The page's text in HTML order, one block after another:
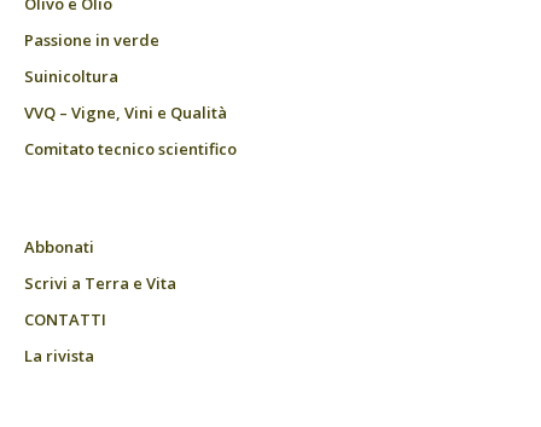
Passione in verde
Suinicoltura
VVQ – Vigne, Vini e Qualità
Comitato tecnico scientifico
Abbonati
Scrivi a Terra e Vita
CONTATTI
La rivista